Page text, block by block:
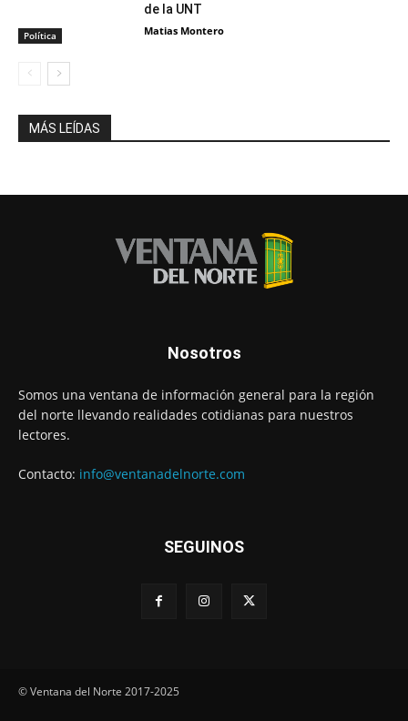
Política
de la UNT
Matias Montero
MÁS LEÍDAS
Nosotros
Somos una ventana de información general para la región
del norte llevando realidades cotidianas para nuestros
lectores.
Contacto: info@ventanadelnorte.com
SEGUINOS
© Ventana del Norte 2017-2025